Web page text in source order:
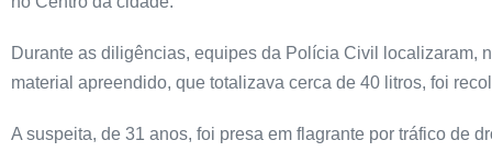
Durante as diligências, equipes da Polícia Civil localizaram,
material apreendido, que totalizava cerca de 40 litros, foi
A suspeita, de 31 anos, foi presa em flagrante por tráfico de